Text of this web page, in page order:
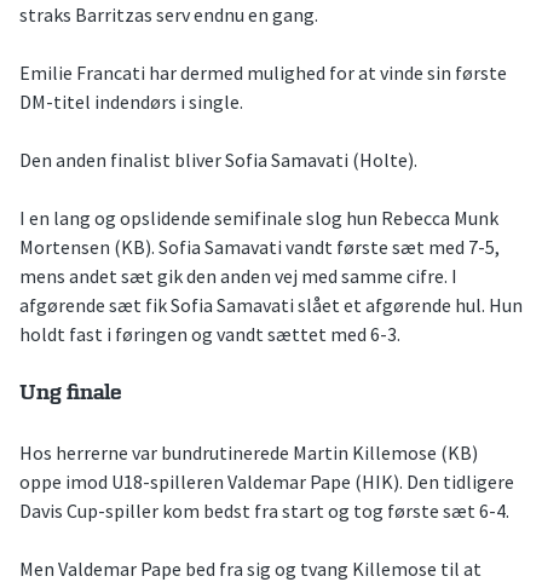
straks Barritzas serv endnu en gang.
Emilie Francati har dermed mulighed for at vinde sin første
DM-titel indendørs i single.
Den anden finalist bliver Sofia Samavati (Holte).
I en lang og opslidende semifinale slog hun Rebecca Munk
Mortensen (KB). Sofia Samavati vandt første sæt med 7-5,
mens andet sæt gik den anden vej med samme cifre. I
afgørende sæt fik Sofia Samavati slået et afgørende hul. Hun
holdt fast i føringen og vandt sættet med 6-3.
Ung finale
Hos herrerne var bundrutinerede Martin Killemose (KB)
oppe imod U18-spilleren Valdemar Pape (HIK). Den tidligere
Davis Cup-spiller kom bedst fra start og tog første sæt 6-4.
Men Valdemar Pape bed fra sig og tvang Killemose til at